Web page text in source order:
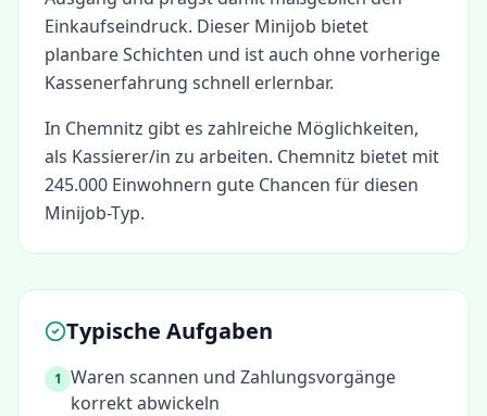
Einkaufseindruck. Dieser Minijob bietet
planbare Schichten und ist auch ohne vorherige
Kassenerfahrung schnell erlernbar.
In Chemnitz gibt es zahlreiche Möglichkeiten,
als Kassierer/in zu arbeiten. Chemnitz bietet mit
245.000 Einwohnern gute Chancen für diesen
Minijob-Typ.
Typische Aufgaben
1 Waren scannen und Zahlungsvorgänge
korrekt abwickeln